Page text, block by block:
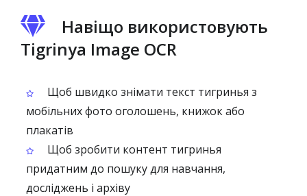
Навіщо використовують
Tigrinya Image OCR
Щоб швидко знімати текст тигринья з
мобільних фото оголошень, книжок або
плакатів
Щоб зробити контент тигринья
придатним до пошуку для навчання,
досліджень і архіву